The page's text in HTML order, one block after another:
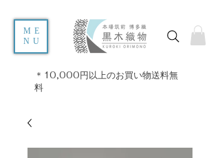
ME
NU
＊10,000円以上のお買い物送料無
料